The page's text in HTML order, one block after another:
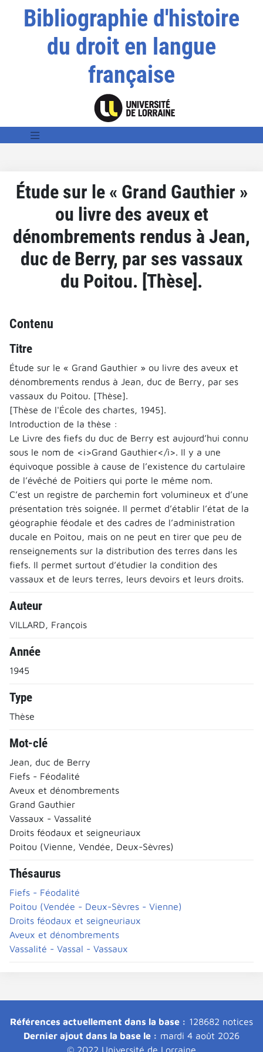
Bibliographie d'histoire
du droit en langue
française
Étude sur le « Grand Gauthier »
ou livre des aveux et
dénombrements rendus à Jean,
duc de Berry, par ses vassaux
du Poitou. [Thèse].
Contenu
Titre
Étude sur le « Grand Gauthier » ou livre des aveux et
dénombrements rendus à Jean, duc de Berry, par ses
vassaux du Poitou. [Thèse].
[Thèse de l'École des chartes, 1945].
Introduction de la thèse :
Le Livre des fiefs du duc de Berry est aujourd’hui connu
sous le nom de <i>Grand Gauthier</i>. Il y a une
équivoque possible à cause de l’existence du cartulaire
de l’évêché de Poitiers qui porte le même nom.
C’est un registre de parchemin fort volumineux et d’une
présentation très soignée. Il permet d’établir l’état de la
géographie féodale et des cadres de l’administration
ducale en Poitou, mais on ne peut en tirer que peu de
renseignements sur la distribution des terres dans les
fiefs. Il permet surtout d’étudier la condition des
vassaux et de leurs terres, leurs devoirs et leurs droits.
Auteur
VILLARD, François
Année
1945
Type
Thèse
Mot-clé
Jean, duc de Berry
Fiefs - Féodalité
Aveux et dénombrements
Grand Gauthier
Vassaux - Vassalité
Droits féodaux et seigneuriaux
Poitou (Vienne, Vendée, Deux-Sèvres)
Thésaurus
Fiefs - Féodalité
Poitou (Vendée - Deux-Sèvres - Vienne)
Droits féodaux et seigneuriaux
Aveux et dénombrements
Vassalité - Vassal - Vassaux
Références actuellement dans la base : 128682 notices
Dernier ajout dans la base le : mardi 4 août 2026
© 2022 Université de Lorraine